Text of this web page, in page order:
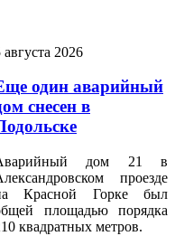
августа 2026
один аварийный
снесен в
дом 21 в
проезде
Красной Горке был
площадью порядка
квадратных метров.